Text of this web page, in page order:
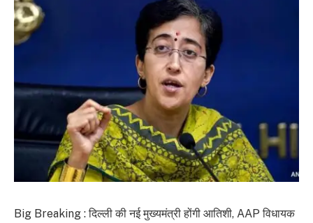
Big Breaking : दिल्ली की नई मुख्यमंत्री होंगी आतिशी, AAP विधायक